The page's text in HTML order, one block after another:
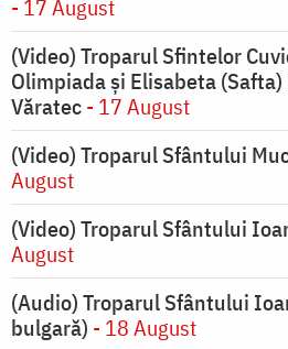
- 17 August
(Video) Troparul Sfintelor
Olimpiada și Elisabeta
Văratec- 17 August
(Video) Troparul Sfântului
August
(Video) Troparul Sfântului
August
(Audio) Troparul Sfântului
bulgară) - 18 August